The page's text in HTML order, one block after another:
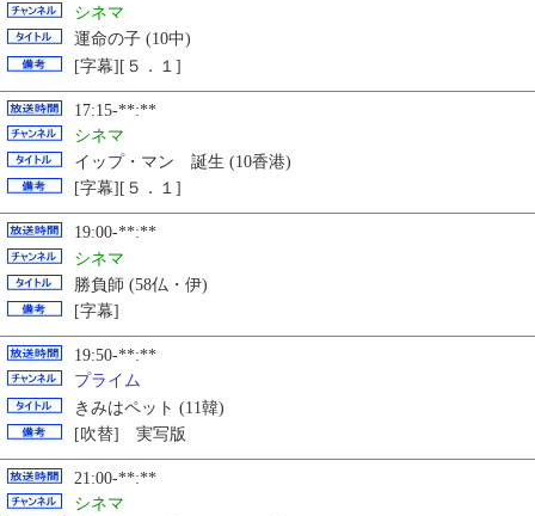
シネマ
運命の子 (10中)
[字幕][５．１]
17:15-**:**
シネマ
イップ・マン 誕生 (10香港)
[字幕][５．１]
19:00-**:**
シネマ
勝負師 (58仏・伊)
[字幕]
19:50-**:**
プライム
きみはペット (11韓)
[吹替] 実写版
21:00-**:**
シネマ